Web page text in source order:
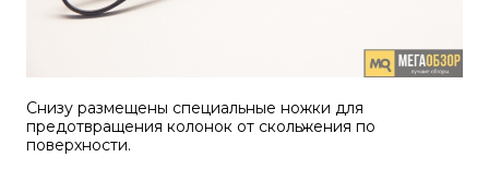
Снизу размещены специальные ножки для
предотвращения колонок от скольжения по
поверхности.